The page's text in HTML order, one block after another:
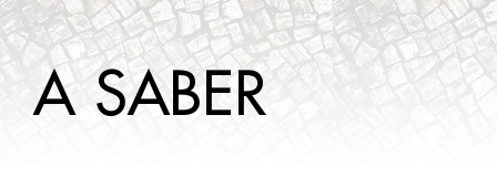
A SABER
CONTACTOS
A SABER